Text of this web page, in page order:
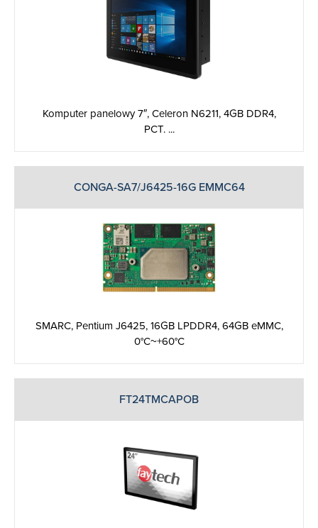
Komputer panelowy 7″, Celeron N6211, 4GB DDR4,
PCT. ...
CONGA-SA7/J6425-16G EMMC64
SMARC, Pentium J6425, 16GB LPDDR4, 64GB eMMC,
0°C~+60°C
FT24TMCAPOB